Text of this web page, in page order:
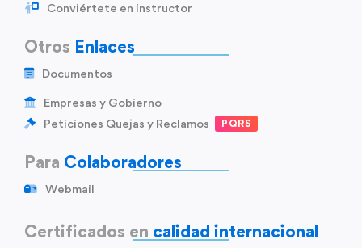
Conviértete en instructor
Otros Enlaces
Documentos
Empresas y Gobierno
Peticiones Quejas y Reclamos
PQRS
Para Colaboradores
Webmail
Certificados en calidad internacional